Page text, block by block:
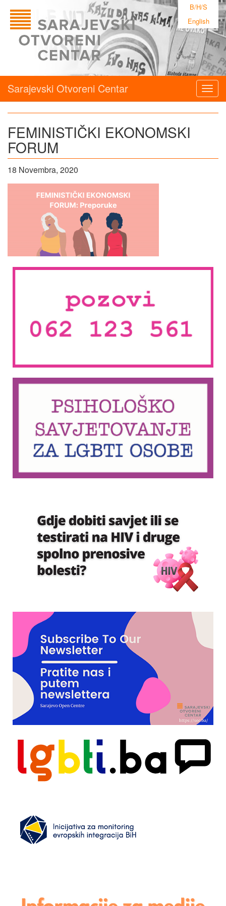
B/H/S
English
Sarajevski Otvoreni Centar
FEMINISTIČKI EKONOMSKI
FORUM
18 Novembra, 2020